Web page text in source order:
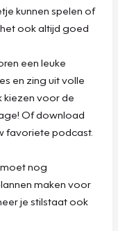
kunnen spelen of
ook altijd goed
een leuke
en zing uit volle
kiezen voor de
Of download
favoriete podcast.
nog
maken voor
je stilstaat ook